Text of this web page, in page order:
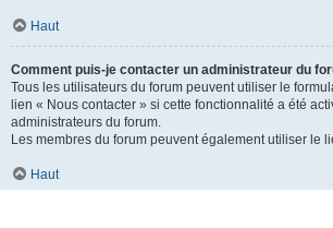
Haut
Comment puis-je contacter un administrateur du
Tous les utilisateurs du forum peuvent utiliser le
lien « Nous contacter » si cette fonctionnalité a été
administrateurs du forum.
Les membres du forum peuvent également utiliser le
Haut